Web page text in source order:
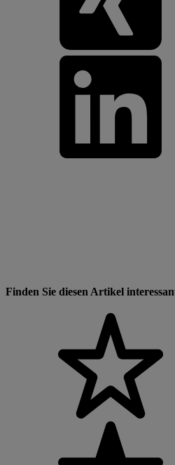
Finden Sie diesen Artikel